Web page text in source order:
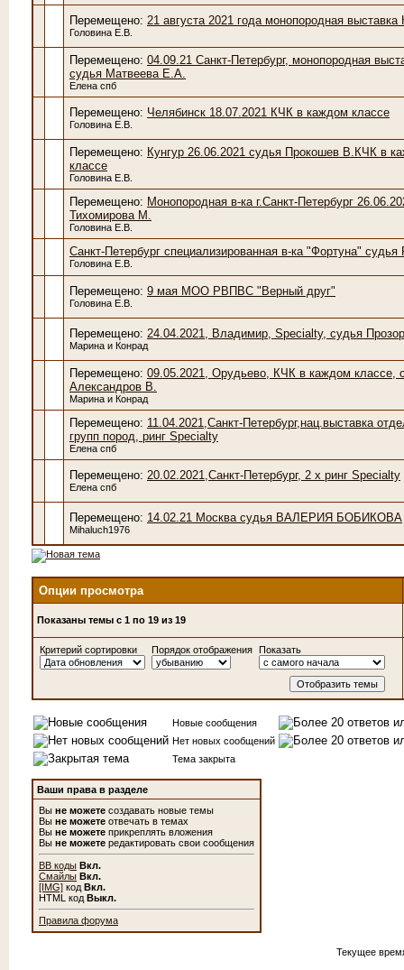
Перемещено: 21 августа 2021 года монопородная выставка
Головина Е.В.
Перемещено: 04.09.21 Санкт-Петербург, монопородная
судья Матвеева Е.А.
Елена спб
Перемещено: Челябинск 18.07.2021 КЧК в каждом классе
Головина Е.В.
Перемещено: Кунгур 26.06.2021 судья Прокошев В.КЧК в
классе
Головина Е.В.
Перемещено: Монопородная в-ка г.Санкт-Петербург
Тихомирова М.
Головина Е.В.
Санкт-Петербург специализированная в-ка "Фортуна"
Головина Е.В.
Перемещено: 9 мая МОО РВПВС "Верный друг"
Головина Е.В.
Перемещено: 24.04.2021, Владимир, Specialty, судья
Марина и Конрад
Перемещено: 09.05.2021, Орудьево, КЧК в каждом классе,
Александров В.
Марина и Конрад
Перемещено: 11.04.2021,Санкт-Петербург,нац.выставка
групп пород, ринг Specialty
Елена спб
Перемещено: 20.02.2021,Санкт-Петербург, 2 х ринг Specialty
Елена спб
Перемещено: 14.02.21 Москва судья ВАЛЕРИЯ БОБИКОВА
Mihaluch1976
Опции просмотра
Показаны темы с 1 по 19 из 19
Критерий сортировки Порядок отображения Показать
Новые сообщения
Нет новых сообщений
Тема закрыта
Ваши права в разделе
Вы не можете создавать новые темы
Вы не можете отвечать в темах
Вы не можете прикреплять вложения
Вы не можете редактировать свои сообщения
BB коды Вкл.
Смайлы Вкл.
[IMG] код Вкл.
HTML код Выкл.
Правила форума
Текущее